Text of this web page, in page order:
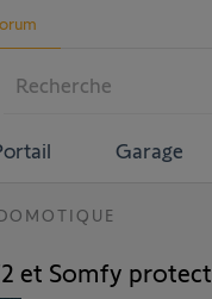
Garage
et Somfy protect